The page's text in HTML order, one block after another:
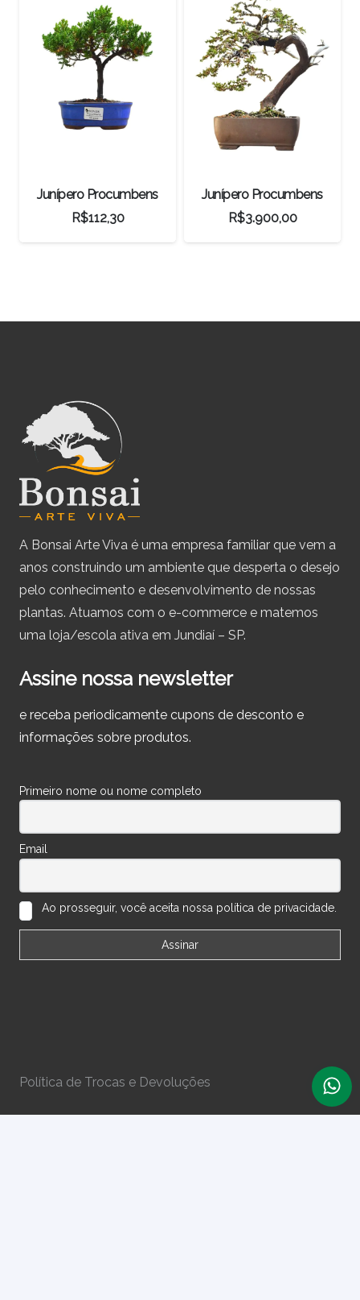
Junípero Procumbens
R$112,30
Junípero Procumbens
R$3.900,00
A Bonsai Arte Viva é uma empresa familiar que vem a
anos construindo um ambiente que desperta o desejo
pelo conhecimento e desenvolvimento de nossas
plantas. Atuamos com o e-commerce e matemos
uma loja/escola ativa em Jundiaí – SP.
Assine nossa newsletter
e receba periodicamente cupons de desconto e
informações sobre produtos.
Primeiro nome ou nome completo
Email
Ao prosseguir, você aceita nossa política de privacidade.
Política de Trocas e Devoluções